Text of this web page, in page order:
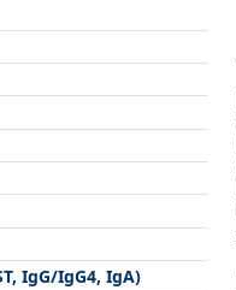
IgG/IgG4, IgA)